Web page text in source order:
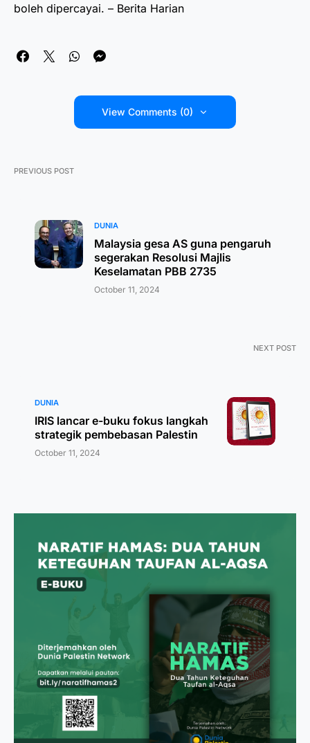
boleh dipercayai. – Berita Harian
View Comments (0)
PREVIOUS POST
DUNIA
Malaysia gesa AS guna pengaruh
segerakan Resolusi Majlis
Keselamatan PBB 2735
October 11, 2024
NEXT POST
DUNIA
IRIS lancar e-buku fokus langkah
strategik pembebasan Palestin
October 11, 2024